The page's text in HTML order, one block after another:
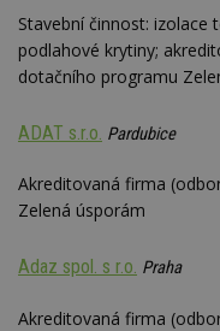
Stavební činnost: izolace
podlahové krytiny;
dotačního programu
ADAT s.r.o. Pardubice
Akreditovaná firma
Zelená úsporám
Adaz spol. s r.o. Praha
Akreditovaná firma